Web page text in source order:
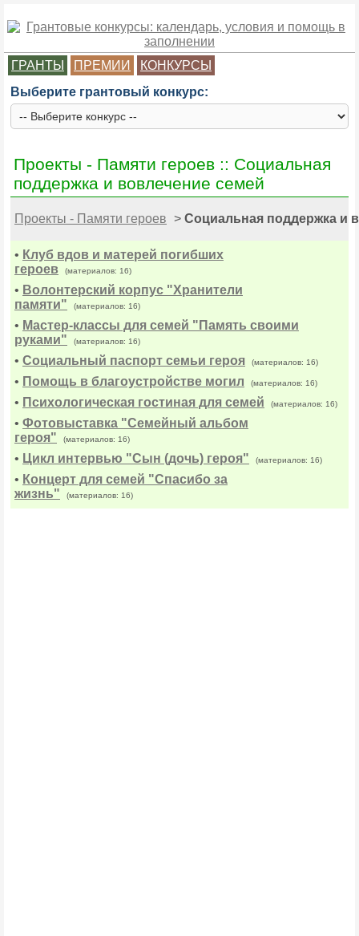
ГРАНТЫ ПРЕМИИ
КОНКУРСЫ
Выберите грантовый конкурс:
Проекты - Памяти героев :: Социальная
поддержка и вовлечение семей
Проекты - Памяти героев > Социальная поддержка и
• Клуб вдов и матерей погибших
героев
(материалов: 16)
• Волонтерский корпус "Хранители
памяти"
(материалов: 16)
• Мастер-классы для семей "Память своими
руками"
(материалов: 16)
• Социальный паспорт семьи героя (материалов: 16)
• Помощь в благоустройстве могил (материалов: 16)
• Психологическая гостиная для семей (материалов: 16)
• Фотовыставка "Семейный альбом
героя"
(материалов: 16)
• Цикл интервью "Сын (дочь) героя" (материалов: 16)
• Концерт для семей "Спасибо за
жизнь"
(материалов: 16)